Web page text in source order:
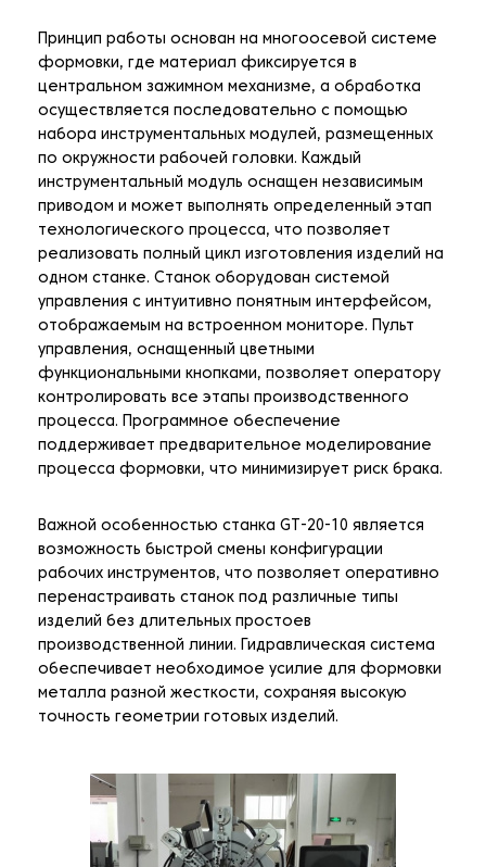
Принцип работы основан на многоосевой системе
формовки, где материал фиксируется в
центральном зажимном механизме, а обработка
осуществляется последовательно с помощью
набора инструментальных модулей, размещенных
по окружности рабочей головки. Каждый
инструментальный модуль оснащен независимым
приводом и может выполнять определенный этап
технологического процесса, что позволяет
реализовать полный цикл изготовления изделий на
одном станке. Станок оборудован системой
управления с интуитивно понятным интерфейсом,
отображаемым на встроенном мониторе. Пульт
управления, оснащенный цветными
функциональными кнопками, позволяет оператору
контролировать все этапы производственного
процесса. Программное обеспечение
поддерживает предварительное моделирование
процесса формовки, что минимизирует риск брака.
Важной особенностью станка GT-20-10 является
возможность быстрой смены конфигурации
рабочих инструментов, что позволяет оперативно
перенастраивать станок под различные типы
изделий без длительных простоев
производственной линии. Гидравлическая система
обеспечивает необходимое усилие для формовки
металла разной жесткости, сохраняя высокую
точность геометрии готовых изделий.